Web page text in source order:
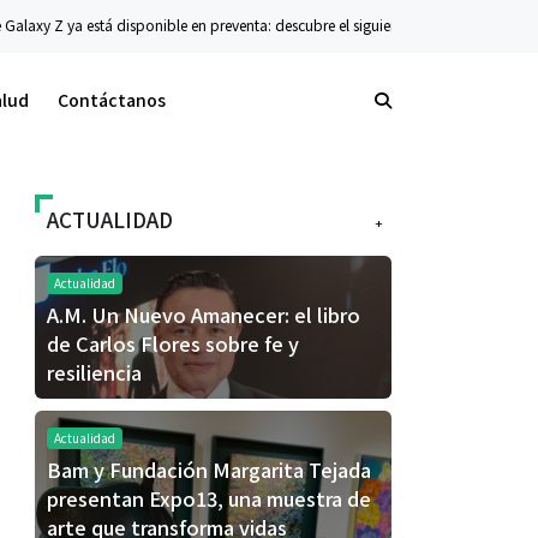
Z ya está disponible en preventa: descubre el siguiente nivel de innovación
Contáctanos
+
ACTUALIDAD
Actualidad
A.M. Un Nuevo Amanecer: el libro
de Carlos Flores sobre fe y
resiliencia
Actualidad
Bam y Fundación Margarita Tejada
presentan Expo13, una muestra de
arte que transforma vidas